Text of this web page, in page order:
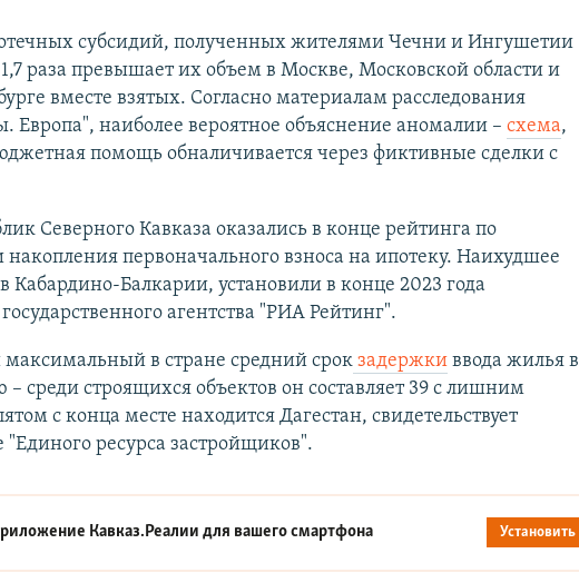
субсидий, полученных жителями Чечни и Ингушетии
1,7 раза превышает их объем в Москве, Московской области и
вместе взятых. Согласно материалам расследования
Европа", наиболее вероятное объяснение аномалии – схема,
помощь обналичивается через фиктивные сделки с
Северного Кавказа оказались в конце рейтинга по
накопления первоначального взноса на ипотеку. Наихудшее
Кабардино-Балкарии, установили в конце 2023 года
агентства "РИА Рейтинг".
в стране средний срокзадержкиввода жилья в
– среди строящихся объектов он составляет 39 с лишним
с конца месте находится Дагестан, свидетельствует
"Единого ресурса застройщиков".
Кавказ.Реалии для вашего смартфона Установить